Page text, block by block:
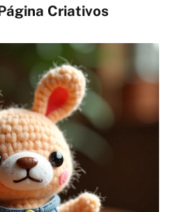
Criativos